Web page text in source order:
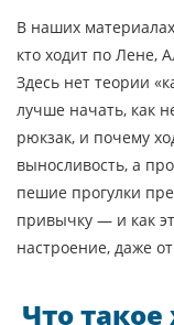
В наших
кто ходит по Лене,
Здесь нет теории
лучше начать, как
рюкзак, и почему
выносливость, а
пешие прогулки
привычку — и как
настроение, даже
Что такое